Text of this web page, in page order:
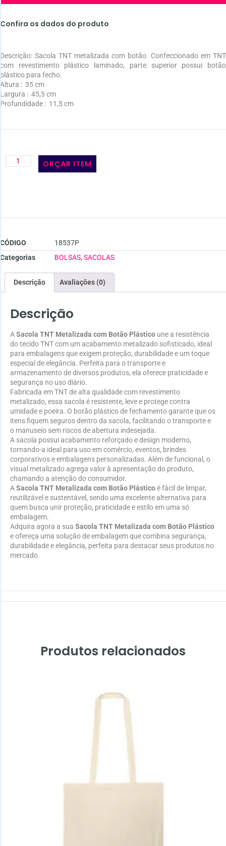
Confira os dados do produto
Descrição: Sacola TNT metalizada com botão. Confeccionado em TNT
com revestimento plástico laminado, parte superior possui botão
plástico para fecho.
Altura : 35 cm
Largura : 45,5 cm
Profundidade : 11,5 cm
ORÇAR ITEM
CÓDIGO
18537P
Categorias
BOLSAS, SACOLAS
Descrição Avaliações (0)
Descrição
ASacola TNT Metalizada com Botão Plástico une a resistência
do tecido TNT com um acabamento metalizado sofisticado, ideal
para embalagens que exigem proteção, durabilidade e um toque
especial de elegância. Perfeita para o transporte e
armazenamento de diversos produtos, ela oferece praticidade e
segurança no uso diário.
Fabricada em TNT de alta qualidade com revestimento
metalizado, essa sacola é resistente, leve e protege contra
umidade e poeira. O botão plástico de fechamento garante que os
itens fiquem seguros dentro da sacola, facilitando o transporte e
o manuseio sem riscos de abertura indesejada.
A sacola possui acabamento reforçado e design moderno,
tornando-a ideal para uso em comércio, eventos, brindes
corporativos e embalagens personalizadas. Além de funcional, o
visual metalizado agrega valor à apresentação do produto,
chamando a atenção do consumidor.
ASacola TNT Metalizada com Botão Plásticoé fácil de limpar,
reutilizável e sustentável, sendo uma excelente alternativa para
quem busca unir proteção, praticidade e estilo em uma só
embalagem.
Adquira agora a sua Sacola TNT Metalizada com Botão Plástico
e ofereça uma solução de embalagem que combina segurança,
durabilidade e elegância, perfeita para destacar seus produtos no
mercado.
Produtos relacionados